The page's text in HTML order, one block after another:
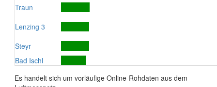
Traun
Lenzing 3
Steyr
Bad Ischl
Es handelt sich um vorläufige Online-Rohdaten aus dem